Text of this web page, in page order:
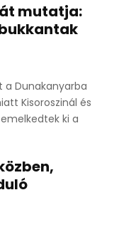
mutatja:
a Dunakanyarba
Kisoroszinál és
ki a